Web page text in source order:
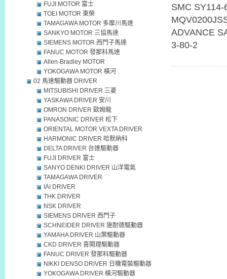
SMC
ADVANCE
3-80-2
FUJI MOTOR 富士
TOEI MOTOR 東榮
TAMAGAWA MOTOR 多摩川馬達
SANKYO MOTOR 三協馬達
SIEMENS MOTOR 西門子馬達
FANUC MOTOR 發那科馬達
Allen-Bradley MOTOR
YOKOGAWA MOTOR 橫河
02 馬達驅動器 DRIVER
MITSUBISHI DRIVER 三菱
YASKAWA DRIVER 安川
OMRON DRIVER 歐姆龍
PANASONIC DRIVER 松下
ORIENTAL MOTOR VEXTA DRIVER
HARMONIC DRIVER 哈默納科
DELTA DRIVER 台達驅動器
FUJI DRIVER 富士
SANYO DENKI DRIVER 山洋電氣
TAMAGAWA DRIVER
IAI DRIVER
THK DRIVER
NSK DRIVER
SIEMENS DRIVER 西門子
SCHNEIDER DRIVER 施耐德驅動器
YAMAHA DRIVER 山葉驅動器
CKD DRIVER 喜開理驅動器
FANUC DRIVER 發那科驅動器
NIKKI DENSO DRIVER 日機電裝驅動器
YOKOGAWA DRIVER 橫河驅動器